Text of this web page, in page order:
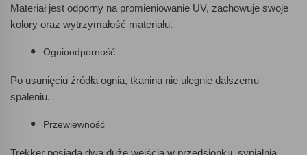
Materiał jest odporny na promieniowanie UV, zachowuje swoje
kolory oraz wytrzymałość materiału.
Ognioodporność
Po usunięciu źródła ognia, tkanina nie ulegnie dalszemu
spaleniu.
Przewiewność
Trekker posiada dwa duże wejścia w przedsionku, sypialnia